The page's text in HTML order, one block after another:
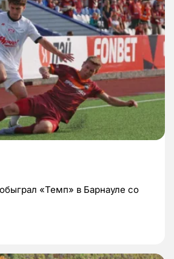
«Темп» в Барнауле со